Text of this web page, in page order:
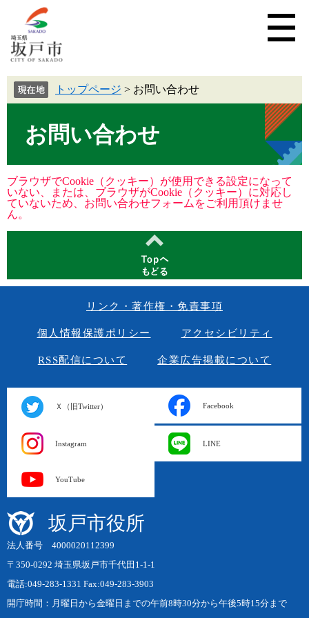
トップページ > お問い合わせ
お問い合わせ
ブラウザでCookie（クッキー）が使用できる設定になって
いない、または、ブラウザがCookie（クッキー）に対応し
ていないため、お問い合わせフォームをご利用頂けませ
ん。
リンク・著作権・免責事項
個人情報保護ポリシー アクセシビリティ
RSS配信について 企業広告掲載について
Ｘ（旧Twitter） Facebook
Instagram LINE
YouTube
坂戸市役所
法人番号 4000020112399
〒350-0292 埼玉県坂戸市千代田1-1-1
電話:049-283-1331 Fax:049-283-3903
開庁時間：月曜日から金曜日までの午前8時30分から午後5時15分まで